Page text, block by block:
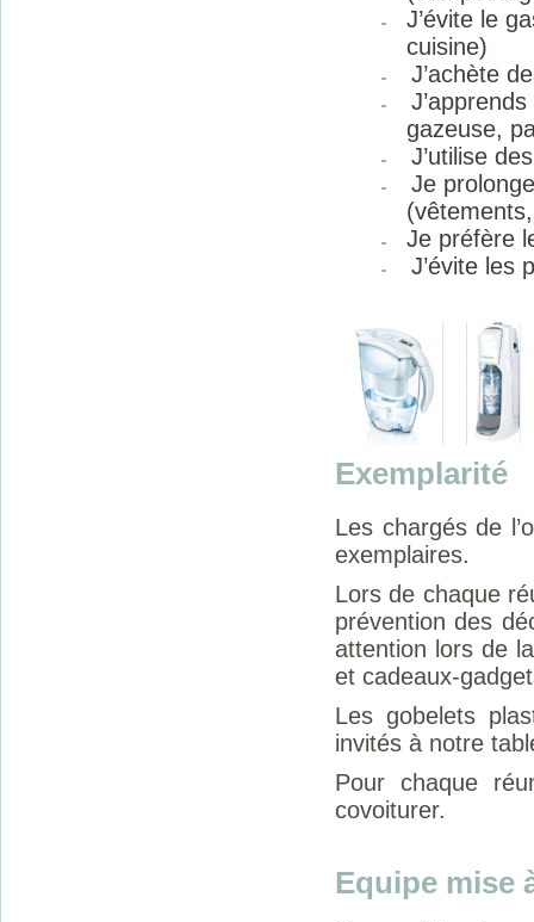
J’évite le
cuisine)
J’achète
gazeuse,
J’utilise
Je
Je préfère
J’évite les
Exemplarité
Les chargés de
exemplaires.
Lors de chaque
prévention des
attention lors de
et cadeaux-
Les gobelets
invités à notre
Pour chaque
covoiturer.
Equipe mise